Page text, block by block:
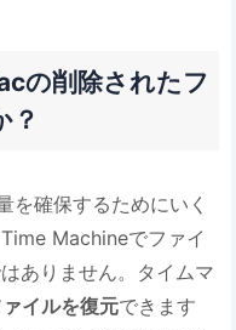
の削除されたフ
？
を確保するためにいく
Machineでファイ
ありません。タイムマ
イルを復元できます